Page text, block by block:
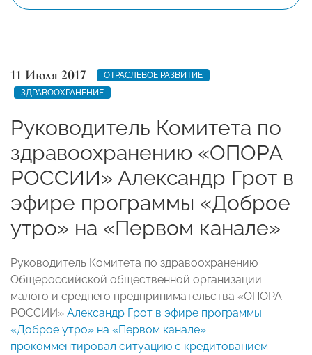
11 Июля 2017
ОТРАСЛЕВОЕ РАЗВИТИЕ
ЗДРАВООХРАНЕНИЕ
Руководитель Комитета по
здравоохранению «ОПОРА
РОССИИ» Александр Грот в
эфире программы «Доброе
утро» на «Первом канале»
Руководитель Комитета по здравоохранению
Общероссийской общественной организации
малого и среднего предпринимательства «ОПОРА
РОССИИ» Александр Грот в эфире программы
«Доброе утро» на «Первом канале»
прокомментировал ситуацию с кредитованием